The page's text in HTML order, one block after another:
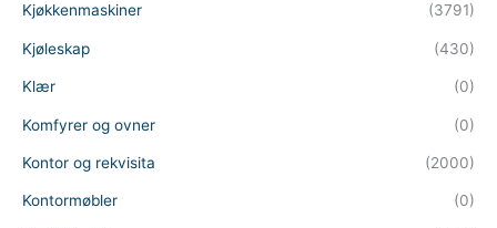
Kjøkkenmaskiner (3791)
Kjøleskap (430)
Klær (0)
Komfyrer og ovner (0)
Kontor og rekvisita (2000)
Kontormøbler (0)